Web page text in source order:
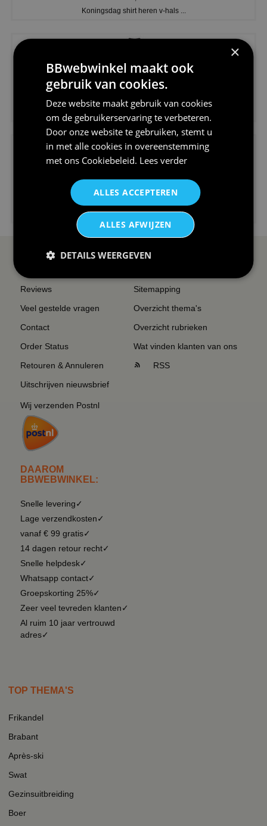
Koningsdag shirt heren v-hals ...
€24,95
V-hals shirt rood wit blauw st...
I love korfbal t-shirt sport s...
SERVICE EN INFO
Reviews
Veel gestelde vragen
Contact
Order Status
Retouren & Annuleren
Uitschrijven nieuwsbrief
Wij verzenden Postnl
DAAROM
BBWEBWINKEL:
Snelle levering✓
Lage verzendkosten✓
vanaf € 99 gratis✓
14 dagen retour recht✓
Snelle helpdesk✓
Whatsapp contact✓
Groepskorting 25%✓
Zeer veel tevreden klanten✓
Al ruim 10 jaar vertrouwd
adres✓
OVERZICHT
Sitemapping
Overzicht thema's
Overzicht rubrieken
Wat vinden klanten van ons
RSS
TOP THEMA'S
Frikandel
Brabant
Après-ski
Swat
Gezinsuitbreiding
Boer
×
BBwebwinkel maakt ook
gebruik van cookies.
Deze website maakt gebruik van cookies
om de gebruikerservaring te verbeteren.
Door onze website te gebruiken, stemt u
in met alle cookies in overeenstemming
met ons Cookiebeleid. Lees verder
ALLES ACCEPTEREN
ALLES AFWIJZEN
DETAILS WEERGEVEN